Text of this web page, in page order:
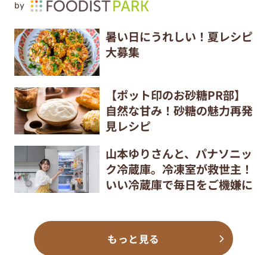
by
暑い日にうれしい！夏レシピ
大募集
【ポット印のお砂糖PR部】
自然な甘み！砂糖の魅力再発
見レシピ
山本ゆりさんと、パナソニッ
ク冷蔵庫。冷凍室が救世主！
いい冷蔵庫で毎日をご機嫌に
もっと見る